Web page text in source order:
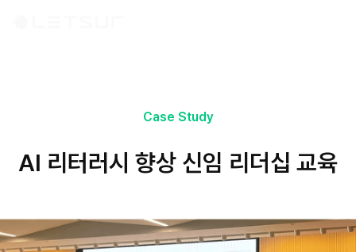
Case Study
AI 리터러시 향상 신임 리더십 교육